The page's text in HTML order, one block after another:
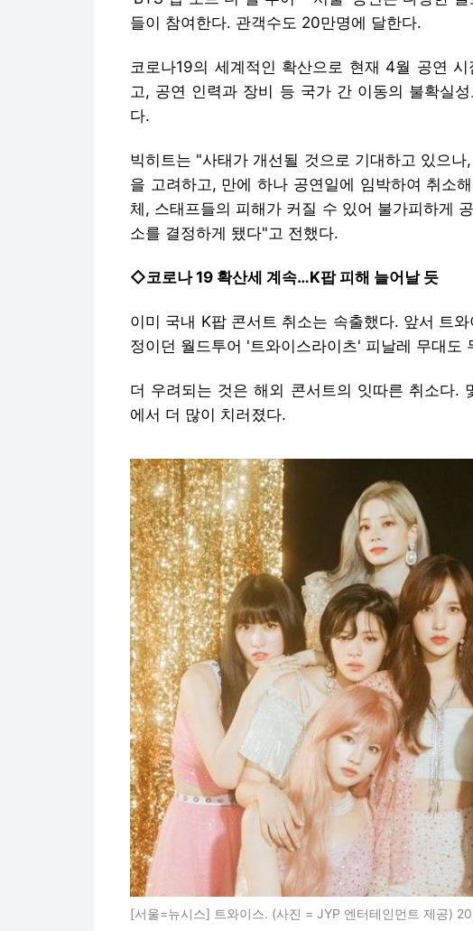
들이 참여한다. 관객수도 20만명에 달한다.
코로나19의 세계적인 확산으로 현재 4월 공연
고, 공연 인력과 장비 등 국가 간 이동의 불확실
다.
빅히트는 "사태가 개선될 것으로 기대하고 있으
을 고려하고, 만에 하나 공연일에 임박하여 취소
체, 스태프들의 피해가 커질 수 있어 불가피하게
소를 결정하게 됐다"고 전했다.
◇코로나 19 확산세 계속…K팝 피해 늘어날 듯
이미 국내 K팝 콘서트 취소는 속출했다. 앞서 트
정이던 월드투어 '트와이스라이츠' 피날레 무대도
더 우려되는 것은 해외 콘서트의 잇따른 취소다.
에서 더 많이 치러졌다.
[서울=뉴시스] 트와이스. (사진 = JYP 엔터테인먼트 제공)